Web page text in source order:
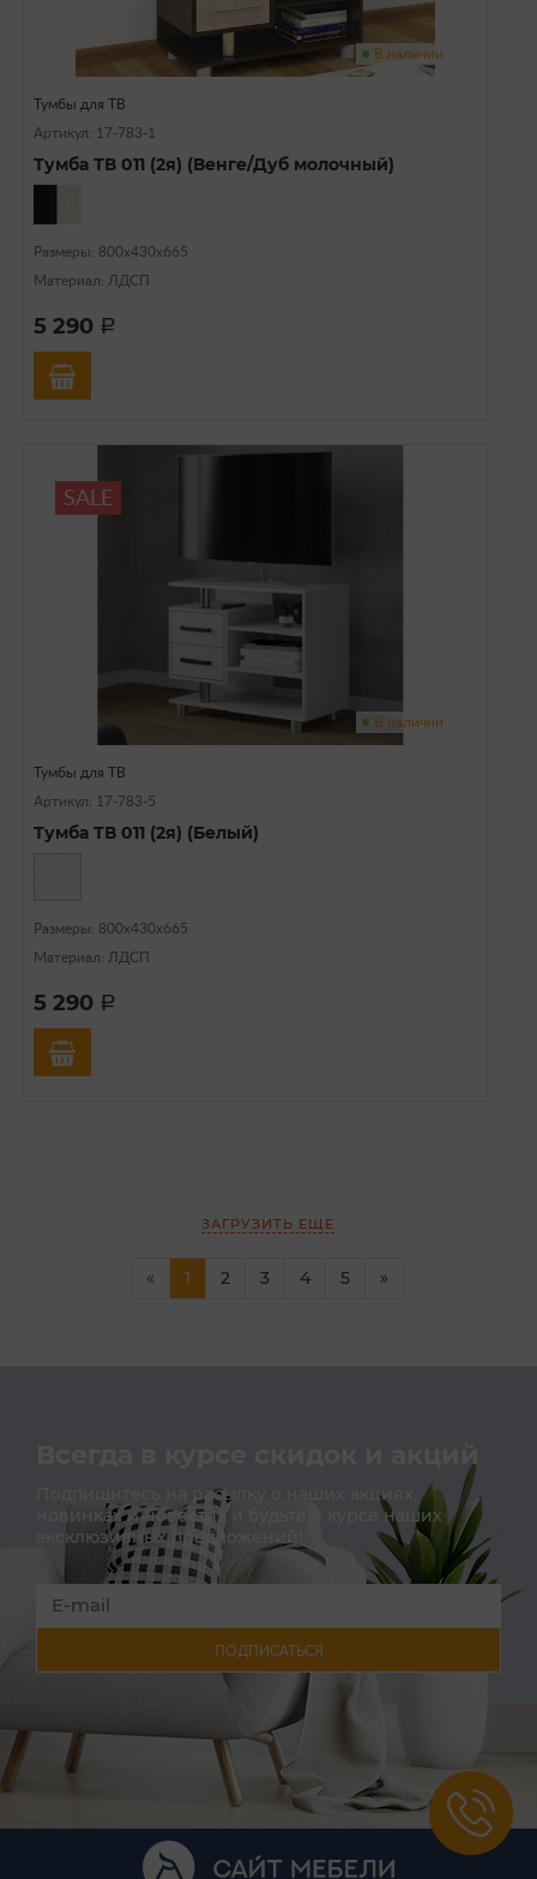
В наличии
Тумбы для ТВ
Артикул: 17-783-1
Тумба ТВ 011 (2я) (Венге/Дуб молочный)
Размеры: 800х430х665
Материал: ЛДСП
5 290 a
SALE
В наличии
Тумбы для ТВ
Артикул: 17-783-5
Тумба ТВ 011 (2я) (Белый)
Размеры: 800х430х665
Материал: ЛДСП
5 290 a
ЗАГРУЗИТЬ ЕЩЕ
« 1 (current)
2 3 4 5 »
Всегда в курсе скидок и акций
Подпишитесь на расылку о наших акциях,
новинках и новостях и будьте в курсе наших
эксклюзивных предложений!
ПОДПИСАТЬСЯ